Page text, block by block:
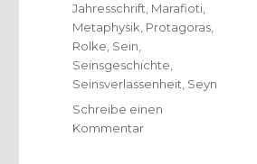
Jahresschrift Marafioti
Metaphysik Protagoras
Rolke Sein
Seinsgeschichte
Seinsverlassenheit Seyn
Schreibe einen
Kommentarzu